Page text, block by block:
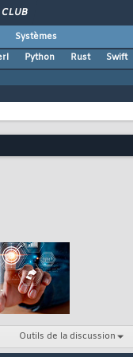
CLUB
Systèmes
Python Rust Swift
Outils de la discussion